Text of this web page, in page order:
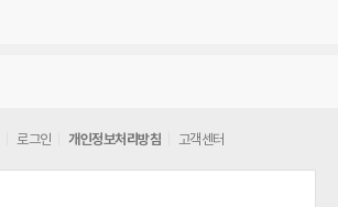
로그인 개인정보처리방침 고객센터